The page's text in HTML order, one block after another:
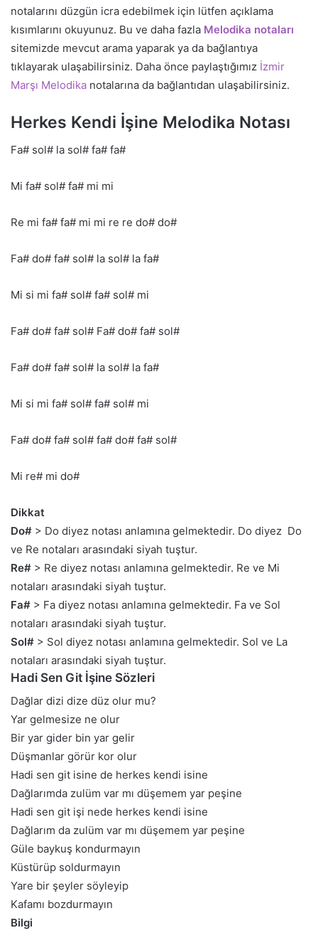
notalarını düzgün icra edebilmek için lütfen açıklama
kısımlarını okuyunuz. Bu ve daha fazla Melodika notaları
sitemizde mevcut arama yaparak ya da bağlantıya
tıklayarak ulaşabilirsiniz. Daha önce paylaştığımız İzmir
Marşı Melodika notalarına da bağlantıdan ulaşabilirsiniz.
Herkes Kendi İşine Melodika Notası
Fa# sol# la sol# fa# fa#
Mi fa# sol# fa# mi mi
Re mi fa# fa# mi mi re re do# do#
Fa# do# fa# sol# la sol# la fa#
Mi si mi fa# sol# fa# sol# mi
Fa# do# fa# sol# Fa# do# fa# sol#
Fa# do# fa# sol# la sol# la fa#
Mi si mi fa# sol# fa# sol# mi
Fa# do# fa# sol# fa# do# fa# sol#
Mi re# mi do#
Dikkat
Do# > Do diyez notası anlamına gelmektedir. Do diyez Do
ve Re notaları arasındaki siyah tuştur.
Re# > Re diyez notası anlamına gelmektedir. Re ve Mi
notaları arasındaki siyah tuştur.
Fa# > Fa diyez notası anlamına gelmektedir. Fa ve Sol
notaları arasındaki siyah tuştur.
Sol# > Sol diyez notası anlamına gelmektedir. Sol ve La
notaları arasındaki siyah tuştur.
Hadi Sen Git İşine Sözleri
Dağlar dizi dize düz olur mu?
Yar gelmesize ne olur
Bir yar gider bin yar gelir
Düşmanlar görür kor olur
Hadi sen git isine de herkes kendi isine
Dağlarımda zulüm var mı düşemem yar peşine
Hadi sen git işi nede herkes kendi isine
Dağlarım da zulüm var mı düşemem yar peşine
Güle baykuş kondurmayın
Küstürüp soldurmayın
Yare bir şeyler söyleyip
Kafamı bozdurmayın
Bilgi